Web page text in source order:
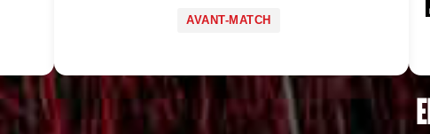
AVANT-MATCH